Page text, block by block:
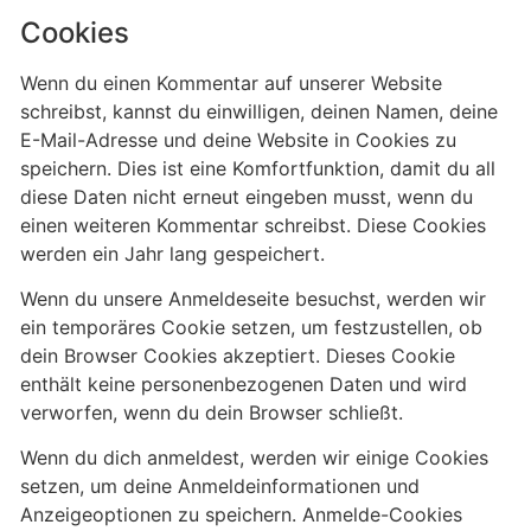
Cookies
Wenn du einen Kommentar auf unserer Website
schreibst, kannst du einwilligen, deinen Namen, deine
E-Mail-Adresse und deine Website in Cookies zu
speichern. Dies ist eine Komfortfunktion, damit du all
diese Daten nicht erneut eingeben musst, wenn du
einen weiteren Kommentar schreibst. Diese Cookies
werden ein Jahr lang gespeichert.
Wenn du unsere Anmeldeseite besuchst, werden wir
ein temporäres Cookie setzen, um festzustellen, ob
dein Browser Cookies akzeptiert. Dieses Cookie
enthält keine personenbezogenen Daten und wird
verworfen, wenn du dein Browser schließt.
Wenn du dich anmeldest, werden wir einige Cookies
setzen, um deine Anmeldeinformationen und
Anzeigeoptionen zu speichern. Anmelde-Cookies